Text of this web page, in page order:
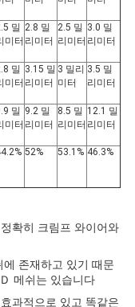
밀
미터
2.8 밀
리미터
2.5 밀
리미터
3.0 밀
리미터
밀
미터
3.15 밀
리미터
3 밀리
미터
3.5 밀
리미터
밀
미터
9.2 밀
리미터
8.5 밀
리미터
12.1 밀
리미터
52% 53.1% 46.3%
확히 크림프 와이어와
에 존재하고 있기 때문
Ｄ 메쉬는 있습니다
과적으로 있고 똑같은